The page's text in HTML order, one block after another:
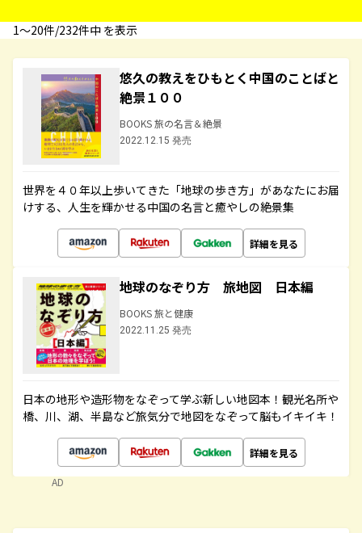
1〜20件/232件中 を表示
悠久の教えをひもとく中国のことばと
絶景１００
BOOKS 旅の名言＆絶景
2022.12.15 発売
世界を４０年以上歩いてきた「地球の歩き方」があなたにお届
けする、人生を輝かせる中国の名言と癒やしの絶景集
詳細を見る
地球のなぞり方 旅地図 日本編
BOOKS 旅と健康
2022.11.25 発売
日本の地形や造形物をなぞって学ぶ新しい地図本！観光名所や
橋、川、湖、半島など旅気分で地図をなぞって脳もイキイキ！
詳細を見る
AD